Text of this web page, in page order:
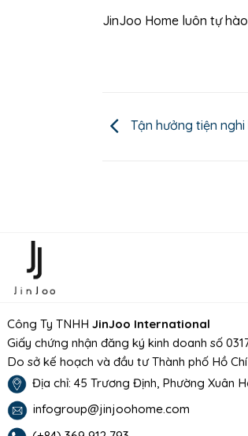
JinJoo Home luôn tự
Tận hưởng tiện
Công Ty TNHH JinJoo International
Giấy chứng nhận đăng ký kinh doanh số
Do sở kế hoạch và đầu tư Thành phố Hồ
Địa chỉ: 45 Trương Định, Phường Xuân
infogroup@jinjoohome.com